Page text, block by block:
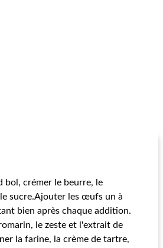
bol, crémer le beurre, le
sucre.Ajouter les œufs un à
bien après chaque addition.
le zeste et l'extrait de
la farine, la crème de tartre,